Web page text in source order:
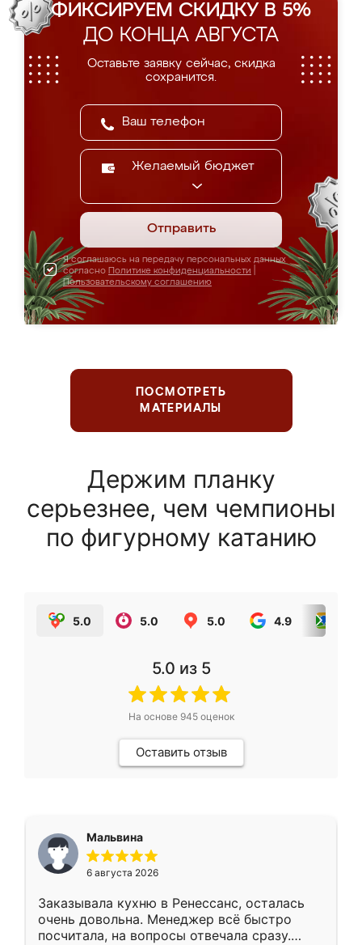
ФИКСИРУЕМ СКИДКУ В 5%
ДО КОНЦА АВГУСТА
Оставьте заявку сейчас, скидка
сохранится.
Желаемый бюджет
Отправить
Я соглашаюсь на передачу персональных данных
согласно Политике конфиденциальности
Пользовательскому соглашению
ПОСМОТРЕТЬ
МАТЕРИАЛЫ
Держим планку
серьезнее, чем чемпионы
по фигурному катанию
5.0 5.0 5.0 4.9
5.0 из 5
На основе 945оценок
Оставить отзыв
Мальвина
6 августа 2026
Заказывала кухню в Ренессанс, осталась
очень довольна. Менеджер всё быстро
посчитала, на вопросы отвечала сразу.